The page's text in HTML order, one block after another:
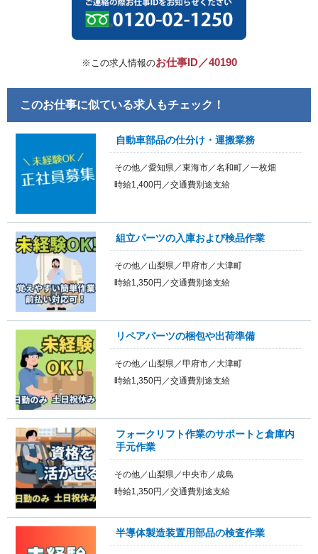
※この求人情報のお仕事ID／40190
このお仕事に似ている求人もチェック！
自動車部品の仕分け・運搬業務
その他／愛知県／東海市／名和町／一枚畑
時給1,400円／交通費別途支給
組立パーツの入庫および検品作業
その他／山梨県／甲府市／大津町
時給1,350円／交通費別途支給
リペアパーツの梱包や出荷準備
その他／山梨県／甲府市／大津町
時給1,350円／交通費別途支給
フォークリフト作業のサポートと倉庫内
手元作業
その他／山梨県／中央市／成島
時給1,350円／交通費別途支給
半導体製造装置用部品の検査作業